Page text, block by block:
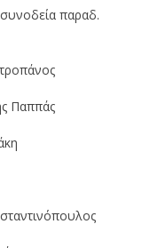
παραδ.
Παππάς